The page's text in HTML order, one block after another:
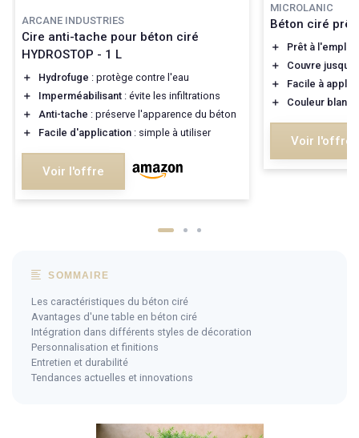
ARCANE INDUSTRIES
Cire anti-tache pour béton ciré
HYDROSTOP - 1 L
＋ Hydrofuge : protège contre l'eau
＋
Imperméabilisant : évite les infiltrations
＋
Anti-tache : préserve l'apparence du béton
＋
Facile d'application : simple à utiliser
Voir l'offre
MICROLANIC
Béton ciré
＋
Prêt à l'emploi
＋
Couvre jusqu'à
＋
Facile à
＋
Couleur blanc
Voir l'offre
SOMMAIRE
Les caractéristiques du béton ciré
Avantages d'une table en béton ciré
Intégration dans différents styles de décoration
Personnalisation et finitions
Entretien et durabilité
Tendances actuelles et innovations